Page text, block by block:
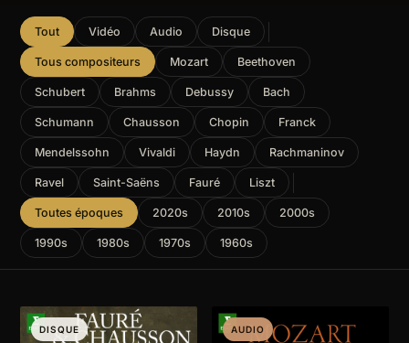
Tout Vidéo Audio Disque
Tous compositeurs Mozart Beethoven
Schubert Brahms Debussy Bach
Schumann Chausson Chopin Franck
Mendelssohn Vivaldi Haydn Rachmaninov
Ravel Saint-Saëns Fauré Liszt
Toutes époques 2020s 2010s 2000s
1990s 1980s 1970s 1960s
DISQUE AUDIO